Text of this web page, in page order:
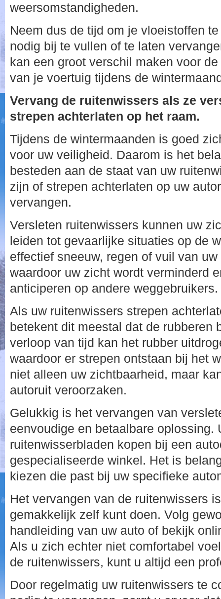
weersomstandigheden.
Neem dus de tijd om je vloeistoffen
nodig bij te vullen of te laten
kan een groot verschil maken voor
van je voertuig tijdens de
Vervang de ruitenwissers als ze
strepen achterlaten op het raam.
Tijdens de wintermaanden is goed
voor uw veiligheid. Daarom is het
besteden aan de staat van uw
zijn of strepen achterlaten op uw
vervangen.
Versleten ruitenwissers kunnen uw
leiden tot gevaarlijke situaties op de
effectief sneeuw, regen of vuil van
waardoor uw zicht wordt verminderd
anticiperen op andere weggebruikers.
Als uw ruitenwissers strepen
betekent dit meestal dat de rubberen
verloop van tijd kan het rubber
waardoor er strepen ontstaan bij het
niet alleen uw zichtbaarheid, maar
autoruit veroorzaken.
Gelukkig is het vervangen van
eenvoudige en betaalbare oplossing.
ruitenwisserbladen kopen bij een
gespecialiseerde winkel. Het is
kiezen die past bij uw specifieke
Het vervangen van de ruitenwissers
gemakkelijk zelf kunt doen. Volg
handleiding van uw auto of bekijk
Als u zich echter niet comfortabel
de ruitenwissers, kunt u altijd een
Door regelmatig uw ruitenwissers te